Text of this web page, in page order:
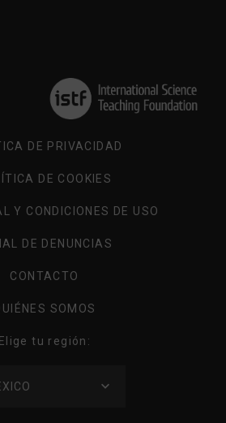
DE PRIVACIDAD
DE COOKIES
Y CONDICIONES DE USO
DE DENUNCIAS
CONTACTO
SOMOS
Elige tu región: